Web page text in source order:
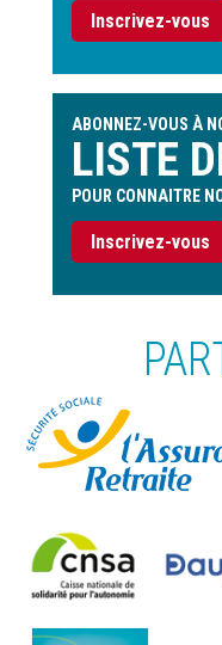
Inscrivez-vous
ABONNEZ-VOUS À
LISTE
POUR CONNAITRE
Inscrivez-vous